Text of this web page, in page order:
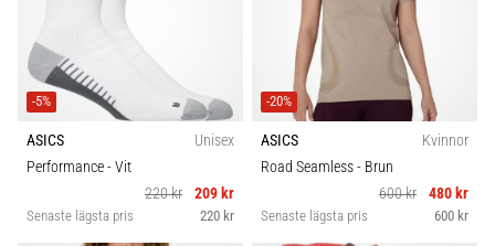
-5%
ASICS
Unisex
Performance- Vit
220 kr
209 kr
Senaste lägsta pris 220 kr
-20%
ASICS
Kvinnor
Road Seamless- Brun
600 kr
480 kr
Senaste lägsta pris 600 kr